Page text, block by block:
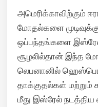
அமெரிக்காவிற்கும்
மோதல்களை
ஒப்பந்தங்களை
சூழலில்தான் இந்த
லெபனானில்
தாக்குதல்கள்
மீது இஸ்ரேல்